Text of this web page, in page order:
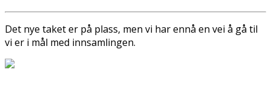
Det nye taket er på plass, men vi har ennå en vei å gå til
vi er i mål med innsamlingen.